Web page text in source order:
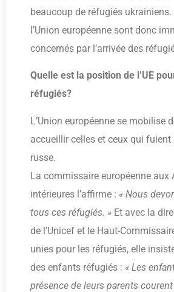
beaucoup de réfugiés
l’Union européenne sont donc
concernés par l’arrivée des
Quelle est la position de l’UE
réfugiés?
L’Union européenne se mobilise
accueillir celles et ceux qui fuient
russe.
La commissaire européenne aux
intérieures l’affirme : « Nous
tous ces réfugiés. » Et avec la
de l’Unicef et le Haut-
unies pour les réfugiés, elle
des enfants réfugiés : « Les
présence de leurs parents